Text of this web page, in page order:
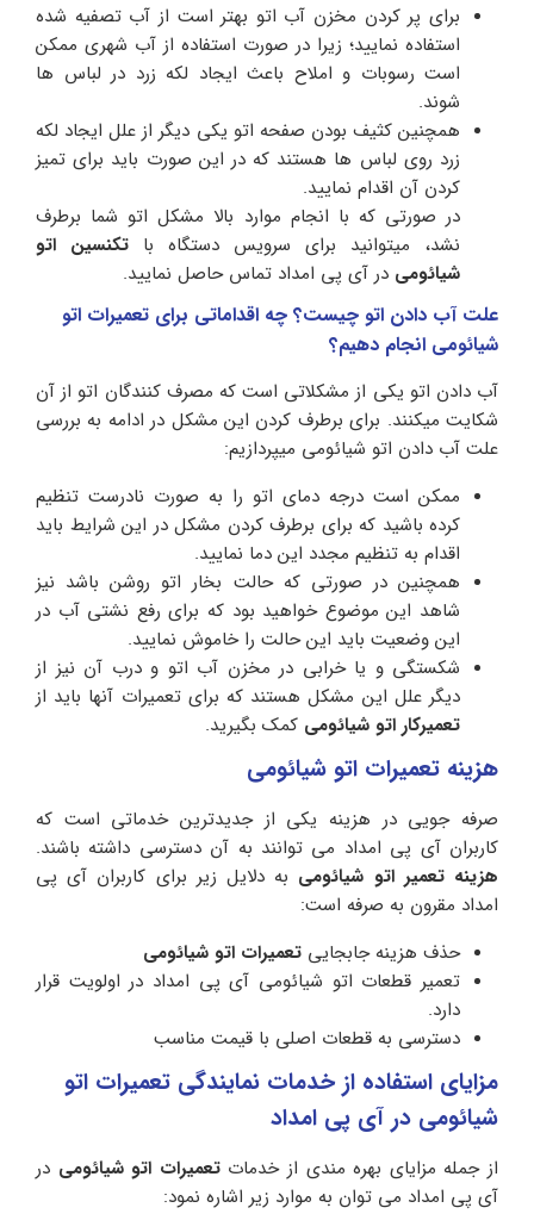
برای پر کردن مخزن آب اتو بهتر است از آب تصفیه شده
استفاده نمایید؛ زیرا در صورت استفاده از آب شهری ممکن
است رسوبات و املاح باعث ایجاد لکه زرد در لباس ها
شوند.
همچنین کثیف بودن صفحه اتو یکی دیگر از علل ایجاد لکه
زرد روی لباس ها هستند که در این صورت باید برای تمیز
کردن آن اقدام نمایید.
در صورتی که با انجام موارد بالا مشکل اتو شما برطرف
نشد، میتوانید برای سرویس دستگاه با تکنسین اتو
شیائومی در آی پی امداد تماس حاصل نمایید.
علت آب دادن اتو چیست؟ چه اقداماتی برای تعمیرات اتو
شیائومی انجام دهیم؟
آب دادن اتو یکی از مشکلاتی است که مصرف کنندگان اتو از آن
شکایت میکنند. برای برطرف کردن این مشکل در ادامه به بررسی
علت آب دادن اتو شیائومی میپردازیم:
ممکن است درجه دمای اتو را به صورت نادرست تنظیم
کرده باشید که برای برطرف کردن مشکل در این شرایط باید
اقدام به تنظیم مجدد این دما نمایید.
همچنین در صورتی که حالت بخار اتو روشن باشد نیز
شاهد این موضوع خواهید بود که برای رفع نشتی آب در
این وضعیت باید این حالت را خاموش نمایید.
شکستگی و یا خرابی در مخزن آب اتو و درب آن نیز از
دیگر علل این مشکل هستند که برای تعمیرات آنها باید از
تعمیرکار اتو شیائومی کمک بگیرید.
هزینه تعمیرات اتو شیائومی
صرفه جویی در هزینه یکی از جدیدترین خدماتی است که
کاربران آی پی امداد می توانند به آن دسترسی داشته باشند.
هزینه تعمیر اتو شیائومی به دلایل زیر برای کاربران آی پی
امداد مقرون به صرفه است:
حذف هزینه جابجایی تعمیرات اتو شیائومی
تعمیر قطعات اتو شیائومی آی پی امداد در اولویت قرار
دارد.
دسترسی به قطعات اصلی با قیمت مناسب
مزایای استفاده از خدمات نمایندگی تعمیرات اتو
شیائومی در آی پی امداد
از جمله مزایای بهره مندی از خدمات تعمیرات اتو شیائومی در
آی پی امداد می توان به موارد زیر اشاره نمود: